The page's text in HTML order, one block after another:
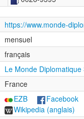
https://www.monde-
mensuel
français
Le Monde
France
EZB Facebook
Wikipedia (anglais)